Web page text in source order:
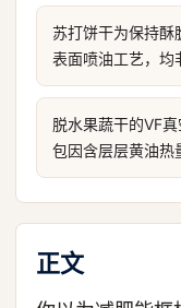
苏打饼干为保持酥
表面喷油工艺，均
脱水果蔬干的VF
包因含层层黄油热
正文